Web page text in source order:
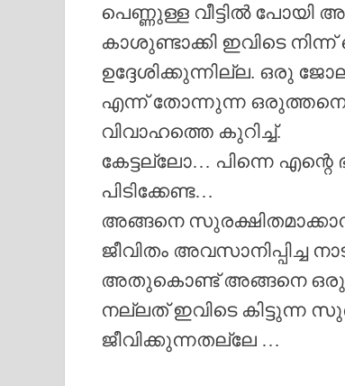
പെണ്ണുള്ള വീട്ടിൽ പോയി
കാശുണ്ടാക്കി ഇവിടെ
ഉദ്ദേശിക്കുന്നില്ല. ഒരു
എന്ന് തോന്നുന്ന ഒരുത്തനെ
വിവാഹത്തെ കുറിച്ച്.
കേട്ടല്ലോ… പിന്നെ എന്റെ
പിടിക്കേണ്ട…
അങ്ങനെ
ജീവിതം അവസാനിപ്പിച്ച
അതുകൊണ്ട് അങ്ങനെ ഒരു
നല്ലത് ഇവിടെ കിട്ടുന്ന
ജീവിക്കുന്നതല്ലേ …